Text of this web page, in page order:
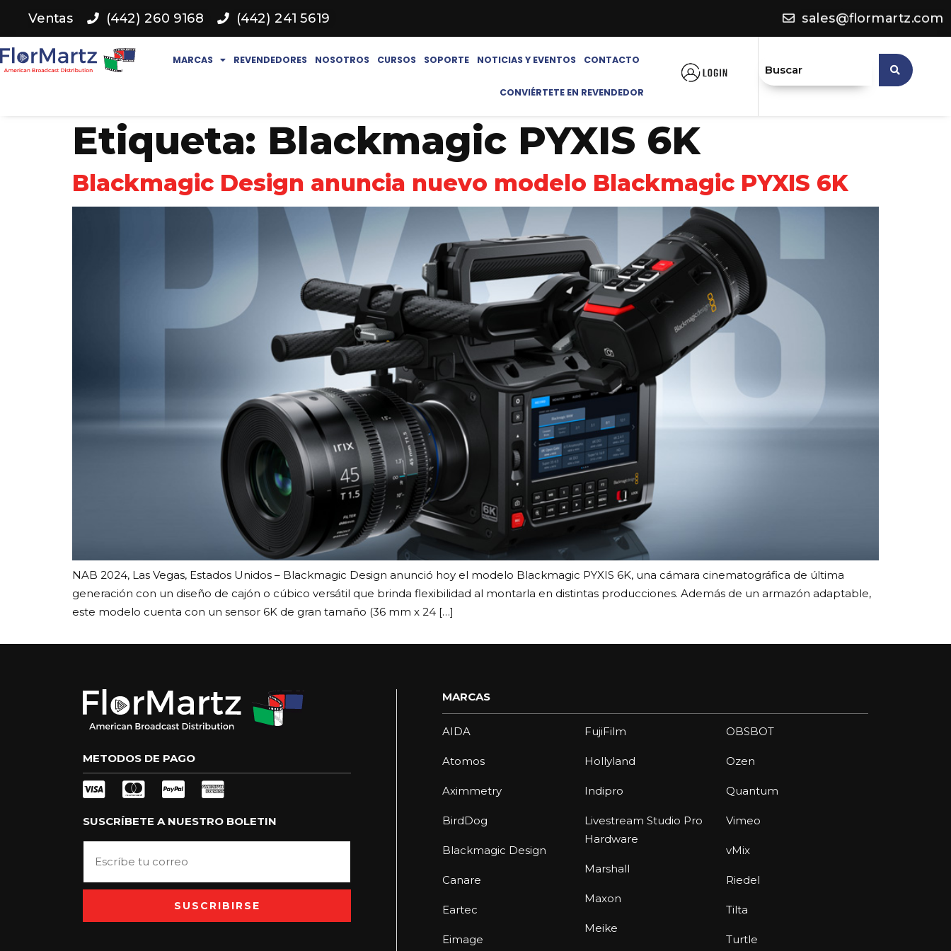
Ventas (442) 260 9168 (442) 241 5619 sales@flormartz.com
MARCAS REVENDEDORES NOSOTROS CURSOS SOPORTE NOTICIAS Y EVENTOS CONTACTO
CONVIÉRTETE EN REVENDEDOR
Etiqueta: Blackmagic PYXIS 6K
Blackmagic Design anuncia nuevo modelo Blackmagic PYXIS 6K
NAB 2024, Las Vegas, Estados Unidos – Blackmagic Design anunció hoy el modelo Blackmagic PYXIS 6K, una cámara cinematográfica de última
generación con un diseño de cajón o cúbico versátil que brinda flexibilidad al montarla en distintas producciones. Además de un armazón adaptable,
este modelo cuenta con un sensor 6K de gran tamaño (36 mm x 24 […]
METODOS DE PAGO
SUSCRÍBETE A NUESTRO BOLETIN
SUSCRIBIRSE
MARCAS
AIDA
Atomos
Aximmetry
BirdDog
Blackmagic Design
Canare
Eartec
Eimage
FujiFilm
Hollyland
Indipro
Livestream Studio Pro
Hardware
Marshall
Maxon
Meike
OBSBOT
Ozen
Quantum
Vimeo
vMix
Riedel
Tilta
Turtle